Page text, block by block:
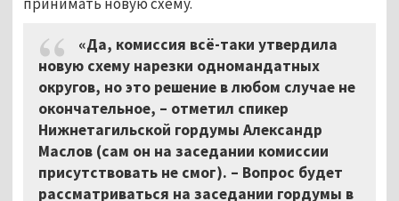
«Да, комиссия всё-таки утвердила
новую схему нарезки одномандатных
округов, но это решение в любом случае не
окончательное, – отметил спикер
Нижнетагильской гордумы Александр
Маслов (сам он на заседании комиссии
присутствовать не смог). – Вопрос будет
рассматриваться на заседании гордумы в